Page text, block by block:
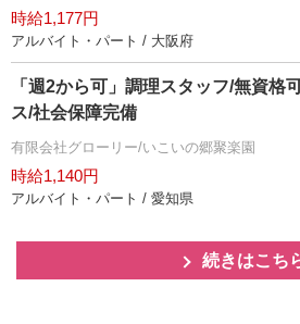
時給1,177円
アルバイト・パート / 大阪府
「週2から可」調理スタッフ/無資格
ス/社会保障完備
有限会社グローリー/いこいの郷聚楽園
時給1,140円
アルバイト・パート / 愛知県
続きはこち